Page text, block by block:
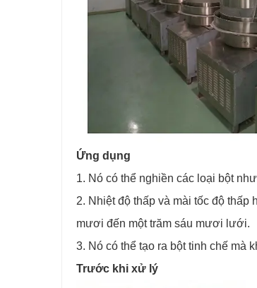
Ứng dụng
1. Nó có thể nghiền các loại bột
2. Nhiệt độ thấp và mài tốc độ
mươi đến một trăm sáu mươi lưới.
3. Nó có thể tạo ra bột tinh chế mà
Trước khi xử lý